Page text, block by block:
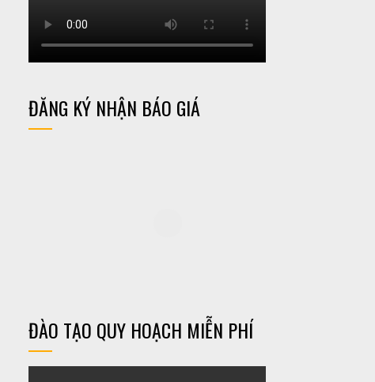
ĐĂNG KÝ NHẬN BÁO GIÁ
ĐÀO TẠO QUY HOẠCH MIỄN PHÍ